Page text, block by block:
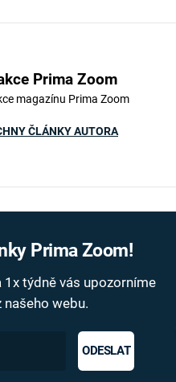
Prima Zoom
magazínu Prima Zoom
ČLÁNKY AUTORA
Prima Zoom!
1x týdně vás upozorníme
našeho webu.
ODESLAT